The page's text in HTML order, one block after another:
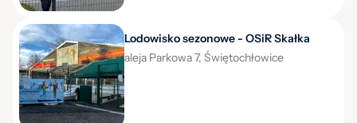
Lodowisko sezonowe - OSiR Skałka
aleja Parkowa 7, Świętochłowice